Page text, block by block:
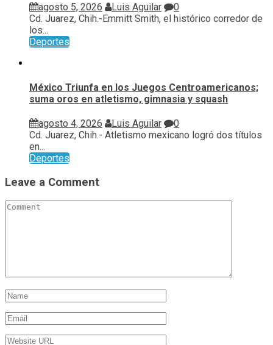
agosto 5, 2026 Luis Aguilar
0
Cd. Juarez, Chih.-Emmitt Smith, el histórico corredor de
los...
Deportes
México Triunfa en los Juegos Centroamericanos;
suma oros en atletismo, gimnasia y squash
agosto 4, 2026 Luis Aguilar
0
Cd. Juarez, Chih.- Atletismo mexicano logró dos títulos
en...
Deportes
Leave a Comment